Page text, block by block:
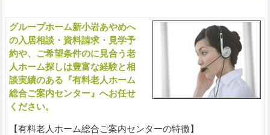
グループホーム新小岩あやめへ
の入居相談・資料請求・見学予
約や、ご希望条件のに見合う老
人ホーム探しは豊富な経験と相
談実績のある『有料老人ホーム
総合ご案内センター』へお任せ
ください。
【有料老人ホーム総合ご案内センターの特徴】